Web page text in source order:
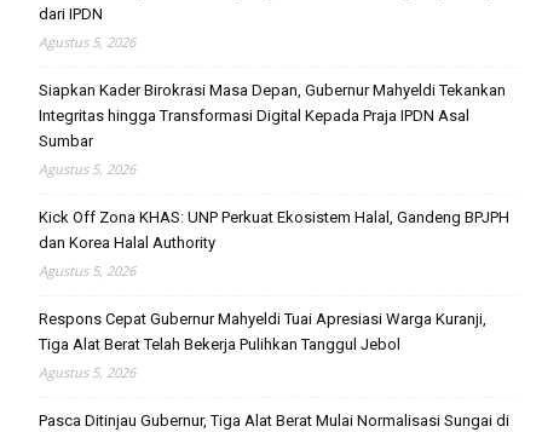
dari IPDN
Agustus 5, 2026
Siapkan Kader Birokrasi Masa Depan, Gubernur Mahyeldi Tekankan
Integritas hingga Transformasi Digital Kepada Praja IPDN Asal
Sumbar
Agustus 5, 2026
Kick Off Zona KHAS: UNP Perkuat Ekosistem Halal, Gandeng BPJPH
dan Korea Halal Authority
Agustus 5, 2026
Respons Cepat Gubernur Mahyeldi Tuai Apresiasi Warga Kuranji,
Tiga Alat Berat Telah Bekerja Pulihkan Tanggul Jebol
Agustus 5, 2026
Pasca Ditinjau Gubernur, Tiga Alat Berat Mulai Normalisasi Sungai di